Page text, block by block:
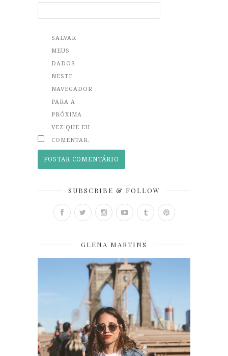
SALVAR
MEUS
DADOS
NESTE
NAVEGADOR
PARA A
PRÓXIMA
VEZ QUE EU
COMENTAR.
SUBSCRIBE & FOLLOW
GLENA MARTINS